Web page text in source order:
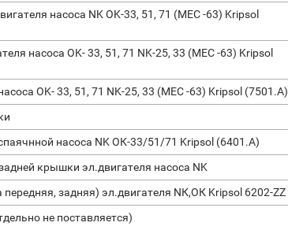
насоса NK OK-33, 51, 71 (МЕС -63) Kripsol
насоса OK- 33, 51, 71 NK-25, 33 (МЕС -63) Kripsol
OK- 33, 51, 71 NK-25, 33 (МЕС -63) Kripsol (7501.A)
насоса NK ОК-33/51/71 Kripsol (6401.А)
крышки эл.двигателя насоса NK
задняя) эл.двигателя NК,ОК Kripsol 6202-ZZ
не поставляется)